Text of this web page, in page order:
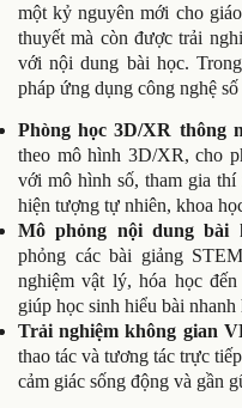
một kỷ nguyên mới cho
thuyết mà còn được trải
với nội dung bài học.
pháp ứng dụng công nghệ
Phòng học 3D/XR thông
theo mô hình 3D/XR, cho
với mô hình số, tham gia
hiện tượng tự nhiên, khoa
Mô phỏng nội dung bài
phỏng các bài giảng
nghiệm vật lý, hóa học
giúp học sinh hiểu bài
Trải nghiệm không gian
thao tác và tương tác trực
cảm giác sống động và gần